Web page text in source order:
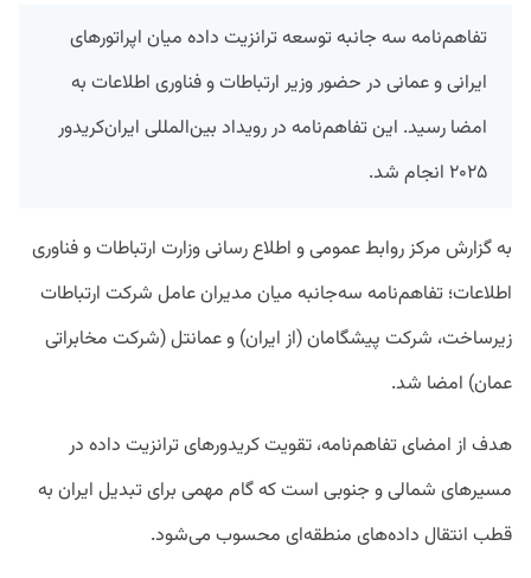
تفاهم‌نامه سه جانبه توسعه ترانزیت داده میان اپراتورهای
ایرانی و عمانی در حضور وزیر ارتباطات و فناوری اطلاعات به
امضا رسید. این تفاهم‌نامه در رویداد بین‌المللی ایران‌کریدور
۲۰۲۵ انجام شد.
به گزارش مرکز روابط عمومی و اطلاع رسانی وزارت ارتباطات و فناوری
اطلاعات؛ تفاهم‌نامه سه‌جانبه‌ میان مدیران عامل شرکت ارتباطات
زیرساخت، شرکت پیشگامان (از ایران) و عمانتل (شرکت مخابراتی
عمان) امضا شد.
هدف از امضای تفاهم‌نامه، تقویت کریدورهای ترانزیت داده در
مسیرهای شمالی و جنوبی است که گام مهمی برای تبدیل ایران به
قطب انتقال داده‌های منطقه‌ای محسوب می‌شود.